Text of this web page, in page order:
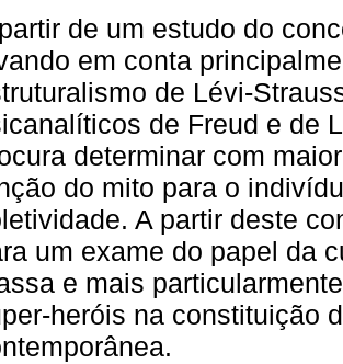
de um estudo do
em conta
de Lévi-
de Freud e de
determinar com
do mito para o
A partir deste
um exame do papel da
e mais
heróis na constituição